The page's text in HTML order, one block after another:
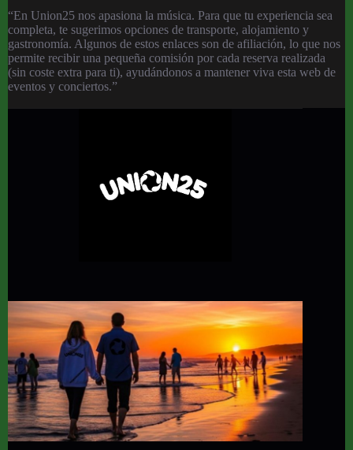
“En Union25 nos apasiona la música. Para que tu experiencia sea
completa, te sugerimos opciones de transporte, alojamiento y
gastronomía. Algunos de estos enlaces son de afiliación, lo que nos
permite recibir una pequeña comisión por cada reserva realizada
(sin coste extra para ti), ayudándonos a mantener viva esta web de
eventos y conciertos.”